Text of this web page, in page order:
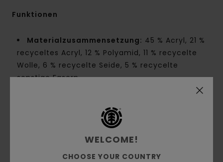
Funktionen
Materialzusammensetzung: 45 % Acryl, 21 %
recyceltes Acryl, 12 % Polyamid, 11 % recycelte
Wolle, 6 % recycelte Seide, 5 % recycelte
sonstige Fasern
Jersey-Strick [7 GG]
und Melco-Spot-Tape an stark beanspruchten
Rundhalsausschnitt
Tree-Logo-Flagge in der Seitennaht
WELCOME!
CHOOSE YOUR COUNTRY